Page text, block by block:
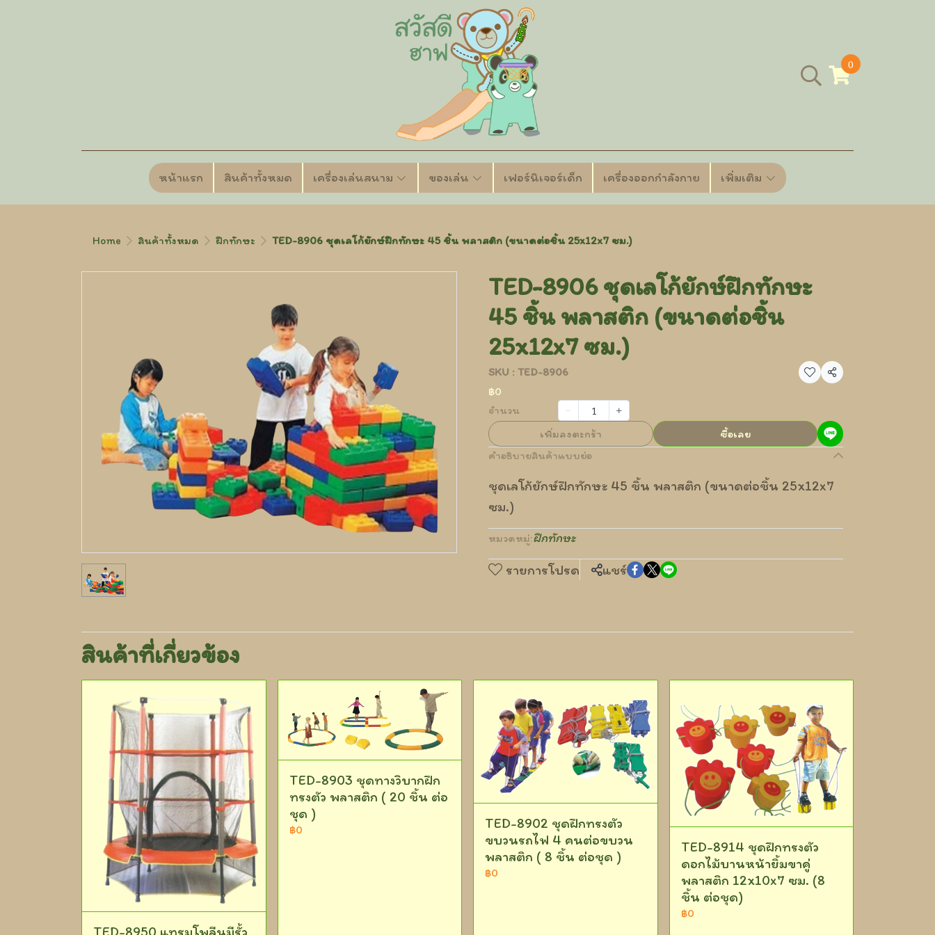
0
หน้าแรก สินค้าทั้งหมด เครื่องเล่นสนาม ของเล่น เฟอร์นิเจอร์เด็ก เครื่องออกกำลังกาย เพิ่มเติม
Home สินค้าทั้งหมด ฝึกทักษะ TED-8906 ชุดเลโก้ยักษ์ฝึกทักษะ 45 ชิ้น พลาสติก (ขนาดต่อชิ้น 25x12x7 ซม.)
TED-8906 ชุดเลโก้ยักษ์ฝึกทักษะ
45 ชิ้น พลาสติก (ขนาดต่อชิ้น
25x12x7 ซม.)
SKU : TED-8906
แชร์
฿0
จำนวน
เพิ่มลงตะกร้า
ซื้อเลย
คำอธิบายสินค้าแบบย่อ
ชุดเลโก้ยักษ์ฝึกทักษะ 45 ชิ้น พลาสติก (ขนาดต่อชิ้น 25x12x7
ซม.)
หมวดหมู่:ฝึกทักษะ
รายการโปรด แชร์
สินค้าที่เกี่ยวข้อง
TED-8903 ชุดทางวิบากฝึก
ทรงตัว พลาสติก ( 20 ชิ้น ต่อ
ชุด )
฿0
TED-8902 ชุดฝึกทรงตัว
ขบวนรถไฟ 4 คนต่อขบวน
พลาสติก ( 8 ชิ้น ต่อชุด )
฿0
TED-8914 ชุดฝึกทรงตัว
ดอกไม้บานหน้ายิ้มขาคู่
พลาสติก 12x10x7 ซม. (8
ชิ้น ต่อชุด)
฿0